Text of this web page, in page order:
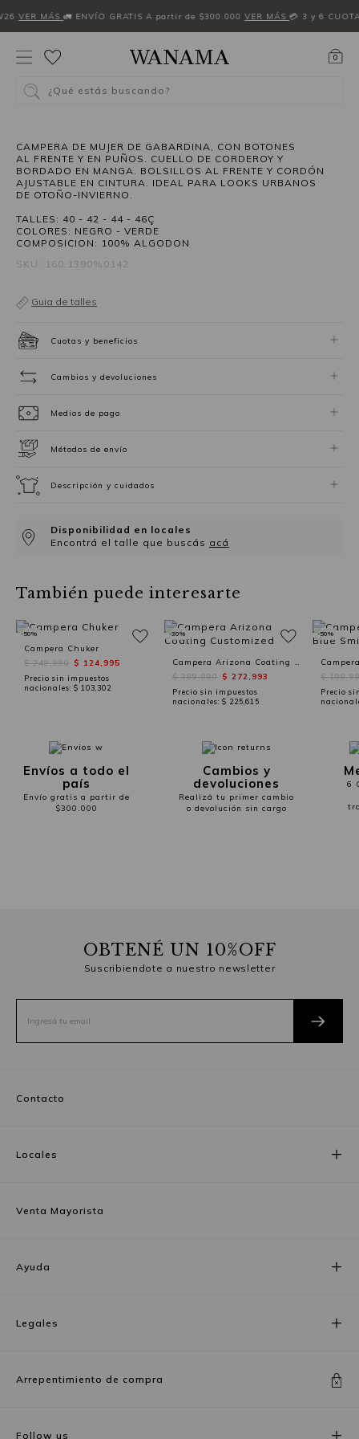
VER MÁS 🚛 ENVÍO GRATIS A partir de $300.000 VER MÁS 💳 3 y 6
0
¿Qué estás buscando?
CAMPERA DE MUJER DE GABARDINA, CON BOTONES
AL FRENTE Y EN PUÑOS. CUELLO DE CORDEROY Y
BORDADO EN MANGA. BOLSILLOS AL FRENTE Y CORDÓN
AJUSTABLE EN CINTURA. IDEAL PARA LOOKS URBANOS
DE OTOÑO-INVIERNO.
TALLES: 40 - 42 - 44 - 46Ç
COLORES: NEGRO - VERDE
COMPOSICION: 100% ALGODON
SKU: 160.1390%0142
Guia de talles
Cuotas y beneficios
Cambios y devoluciones
Medios de pago
Métodos de envío
Descripción y cuidados
Disponibilidad en locales
Encontrá el talle que buscás acá
También puede interesarte
Campera Chuker
$ 249,990 $ 124,995
Precio sin impuestos
nacionales: $ 103,302
-50%
$ 389,990 $ 272,993
Precio sin impuestos
nacionales: $ 225,615
-30%
$
Precio
-50%
Envíos a todo el
país
Envío gratis a partir de
$300.000
Cambios y
devoluciones
Realizá tu primer cambio
o devolución sin cargo
6
OBTENÉ UN 10%OFF
Suscribiendote a nuestro newsletter
Contacto
Locales
Venta Mayorista
Ayuda
Legales
Arrepentimiento de compra
Follow us